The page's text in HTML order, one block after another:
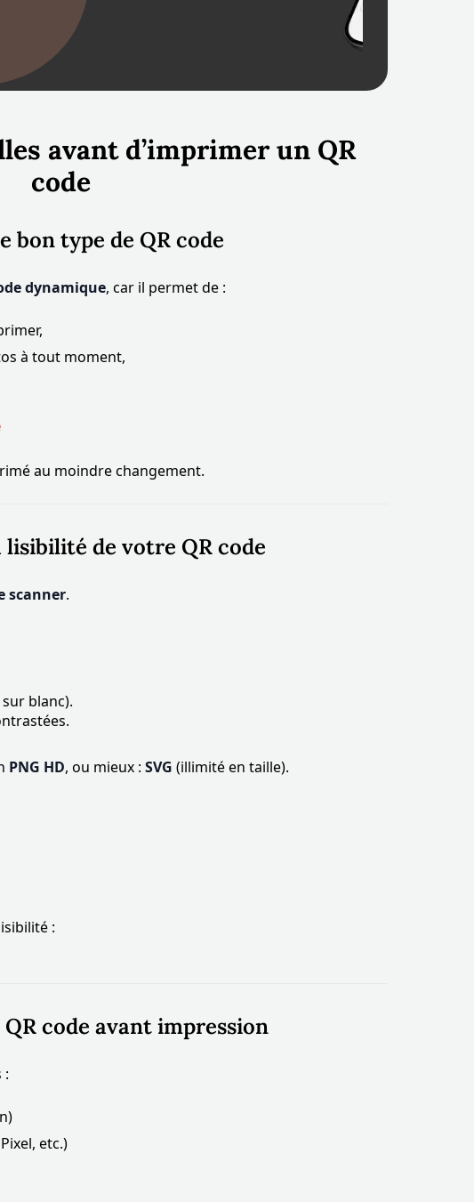
avant d’imprimer un QR
code
bon type de QR code
dynamique, car il permet de :
à tout moment,
au moindre changement.
de votre QR code
scanner.
blanc).
PNG HD, ou mieux : SVG (illimité en taille).
:
code avant impression
:
etc.)